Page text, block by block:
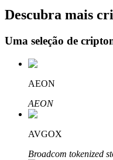
Bloqueios de BTR
Investimentos
Descubra mais
Uma seleção de
AEON
AEON
AVGOX
Broadcom tokenized